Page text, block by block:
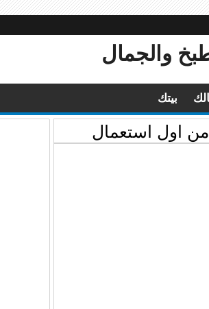
والجمال
بيتك
اول استعمال